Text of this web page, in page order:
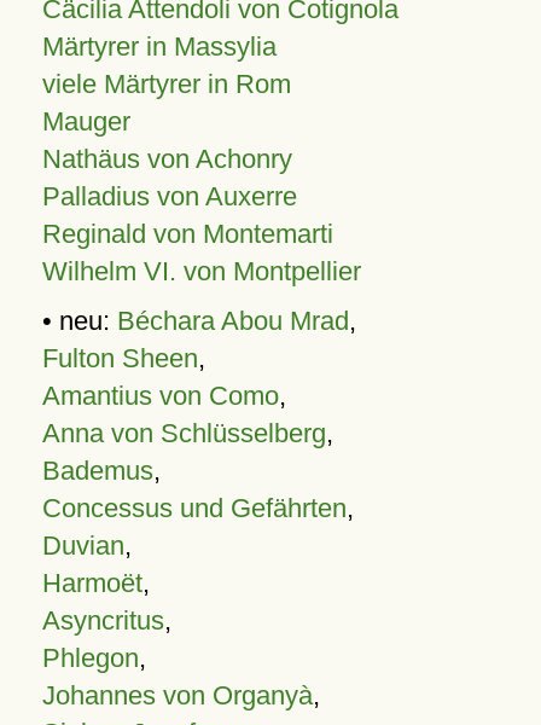
Cäcilia Attendoli von Cotignola
Märtyrer in Massylia
viele Märtyrer in Rom
Mauger
Nathäus von Achonry
Palladius von Auxerre
Reginald von Montemarti
Wilhelm VI. von Montpellier
• neu: Béchara Abou Mrad,
Fulton Sheen,
Amantius von Como,
Anna von Schlüsselberg,
Bademus,
Concessus und Gefährten,
Duvian,
Harmoët,
Asyncritus,
Phlegon,
Johannes von Organyà,